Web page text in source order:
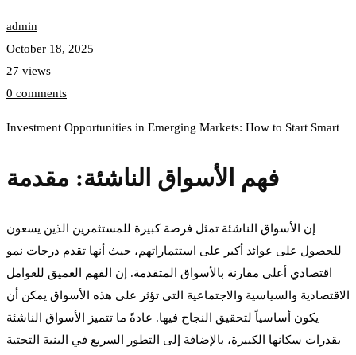
admin
October 18, 2025
27 views
0 comments
Investment Opportunities in Emerging Markets: How to Start Smart
فهم الأسواق الناشئة: مقدمة
إن الأسواق الناشئة تمثل فرصة كبيرة للمستثمرين الذين يسعون
للحصول على عوائد أكبر على استثماراتهم، حيث أنها تقدم درجات نمو
اقتصادي أعلى مقارنة بالأسواق المتقدمة. إن الفهم العميق للعوامل
الاقتصادية والسياسية والاجتماعية التي تؤثر على هذه الأسواق يمكن أن
يكون أساسياً لتحقيق النجاح فيها. عادةً ما تتميز الأسواق الناشئة
بقدرات سكانها الكبيرة، بالإضافة إلى التطور السريع في البنية التحتية